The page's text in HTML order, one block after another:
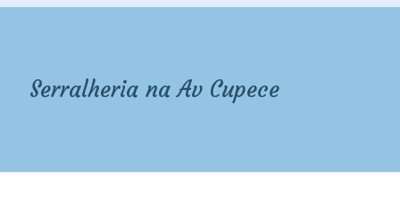
Serralheria na Av Cupece